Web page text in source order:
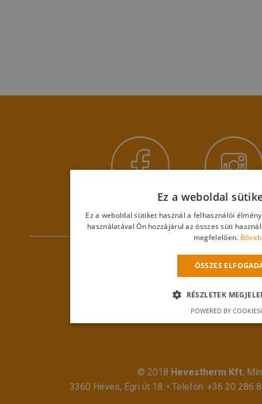
© 2018 Hevestherm Kft.
3360 Heves, Egri út 18. • Telefon: +36 20 286
Ez a weboldal
Ez a weboldal sütiket használ a felhasználói
használatával Ön hozzájárul az összes süti
megfelelően.
ÖSSZES
RÉSZLETEK
POWERED BY